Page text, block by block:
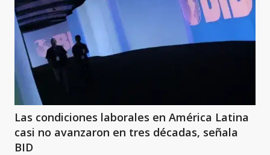
Las condiciones laborales en América Latina
casi no avanzaron en tres décadas, señala
BID